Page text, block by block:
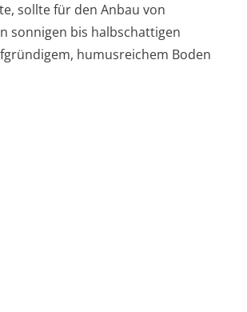
sollte für den Anbau von
sonnigen bis halbschattigen
humusreichem Boden